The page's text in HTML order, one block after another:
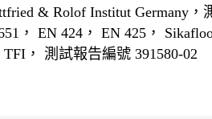
& Rolof Institut Germany，
， EN 424， EN 425，
TFI， 測試報告編號 391580-02